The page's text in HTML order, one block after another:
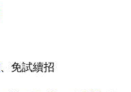
、免試續招